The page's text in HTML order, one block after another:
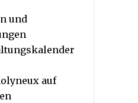
und
auf